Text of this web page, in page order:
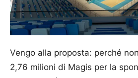
Vengo alla proposta: perché
2,76 milioni di Magis per la